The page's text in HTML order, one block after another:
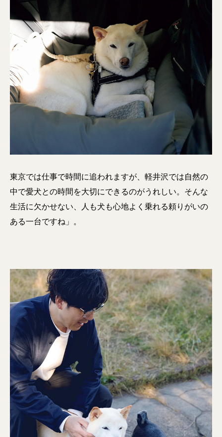
東京では仕事で時間に追われますが、軽井沢では自然の
中で愛犬との時間を大切にできるのがうれしい。そんな
生活に欠かせない、人も犬も心地よく乗れる頼りがいの
ある一台ですね」。